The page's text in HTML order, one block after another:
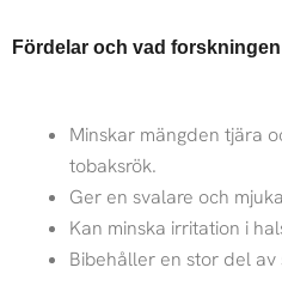
Fördelar och vad
Minskar mängden tjära
tobaksrök.
Ger en svalare och
Kan minska irritation i
Bibehåller en stor del